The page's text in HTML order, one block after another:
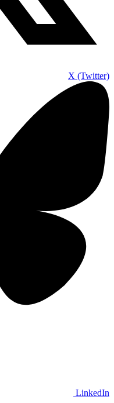
X (Twitter)
LinkedIn